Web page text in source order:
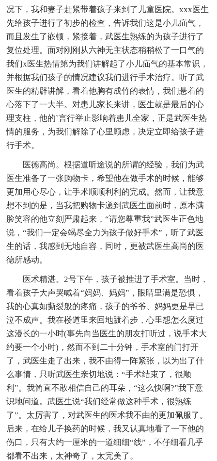
况下，我和妻子赶紧带着孩子来到了儿童医院。xxx医生
先给孩子进行了初步的检查，告诉我们这是小儿疝气，
而且发生了嵌顿，紧接着，武医生熟练的为孩子进行了
复位处理。面对刚刚从六神无主状态稍稍松了一口气的
我们x医生热情第为我们讲解起了小儿疝气的基本常识，
并根据我们孩子的情况建议我们进行手术治疗。听了武
医生的精辟讲解，看着他胸有成竹的表情，我们悬着的
心落下了一大半。对患儿家长来讲，医生就是最后的心
理支柱，他的`言行举止影响着患儿全家，正是武医生热
情的服务，为我们解除了心里顾虑，决定立即给孩子进
行手术。
医德高尚。根据道听途说的所谓的经验，我们为武
医生准备了一张购物卡，希望他在做手术的时候，能够
更加用心尽心，让手术顺顺利利的完成。然而，让我意
想不到的是，当我把购物卡递到武医生面前时，原本满
脸笑容的他立刻严肃起来，“请您尊重我”武医生正色地
说，“我们一定会竭尽全力为孩子做好手术”，听了武医
生的话，我感到无地自容，同时，更被武医生高尚的医
德所感动。
医术精湛。2号下午，孩子被推进了手术室。当时，
看着孩子大声哭喊着“妈妈、妈妈”，眼睛里满是恐惧，
我的心真如撕裂般的疼痛，孩子的爷爷、妈妈更是早已
泣不成声。我在楼道里来回地踱着步，心里想怎么度过
这漫长的一小时(事先向当医生的朋友打听过，说手术大
约要一个小时)，然而不到二十分钟，手术室的门打开
了，武医生走了出来，我不由得一阵紧张，以为出了什
么事情，只听武医生亲切地说：“手术结束了，很顺
利”。我简直不敢相信自己的耳朵，“这么快啊?”我下意
识地问道。武医生说“我们经常做这种手术，很熟练
了”。太厉害了，对武医生的医术我不由的更加佩服了。
后来，在给儿子换药的时候，我又认真地看了一下他的
伤口，只有大约一厘米的一道细细“线”，不仔细看几乎
都看不出来，太神奇了，太完美了。